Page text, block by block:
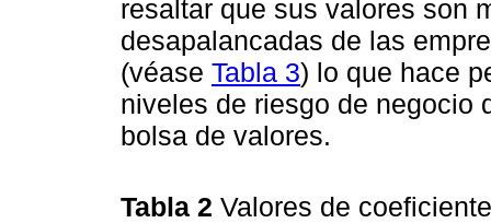
resaltar que sus valores son
desapalancadas de las
(véase Tabla 3) lo que hace
niveles de riesgo de negocio
bolsa de valores.
Tabla 2 Valores de